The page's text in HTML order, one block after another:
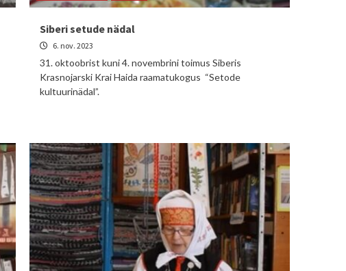
Siberi setude nädal
6. nov. 2023
31. oktoobrist kuni 4. novembrini toimus Siberis
Krasnojarski Krai Haida raamatukogus “Setode
kultuurinädal”.